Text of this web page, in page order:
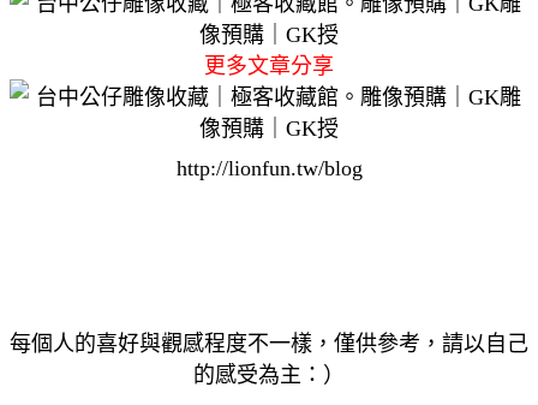
更多文章分享
http://lionfun.tw/blog
每個人的喜好與觀感程度不一樣，僅供參考，請以自己
的感受為主：）